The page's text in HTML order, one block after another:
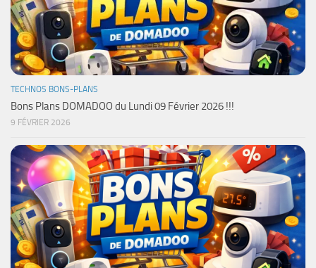
TECHNOS BONS-PLANS
Bons Plans DOMADOO du Lundi 09 Février 2026 !!!
9 FÉVRIER 2026